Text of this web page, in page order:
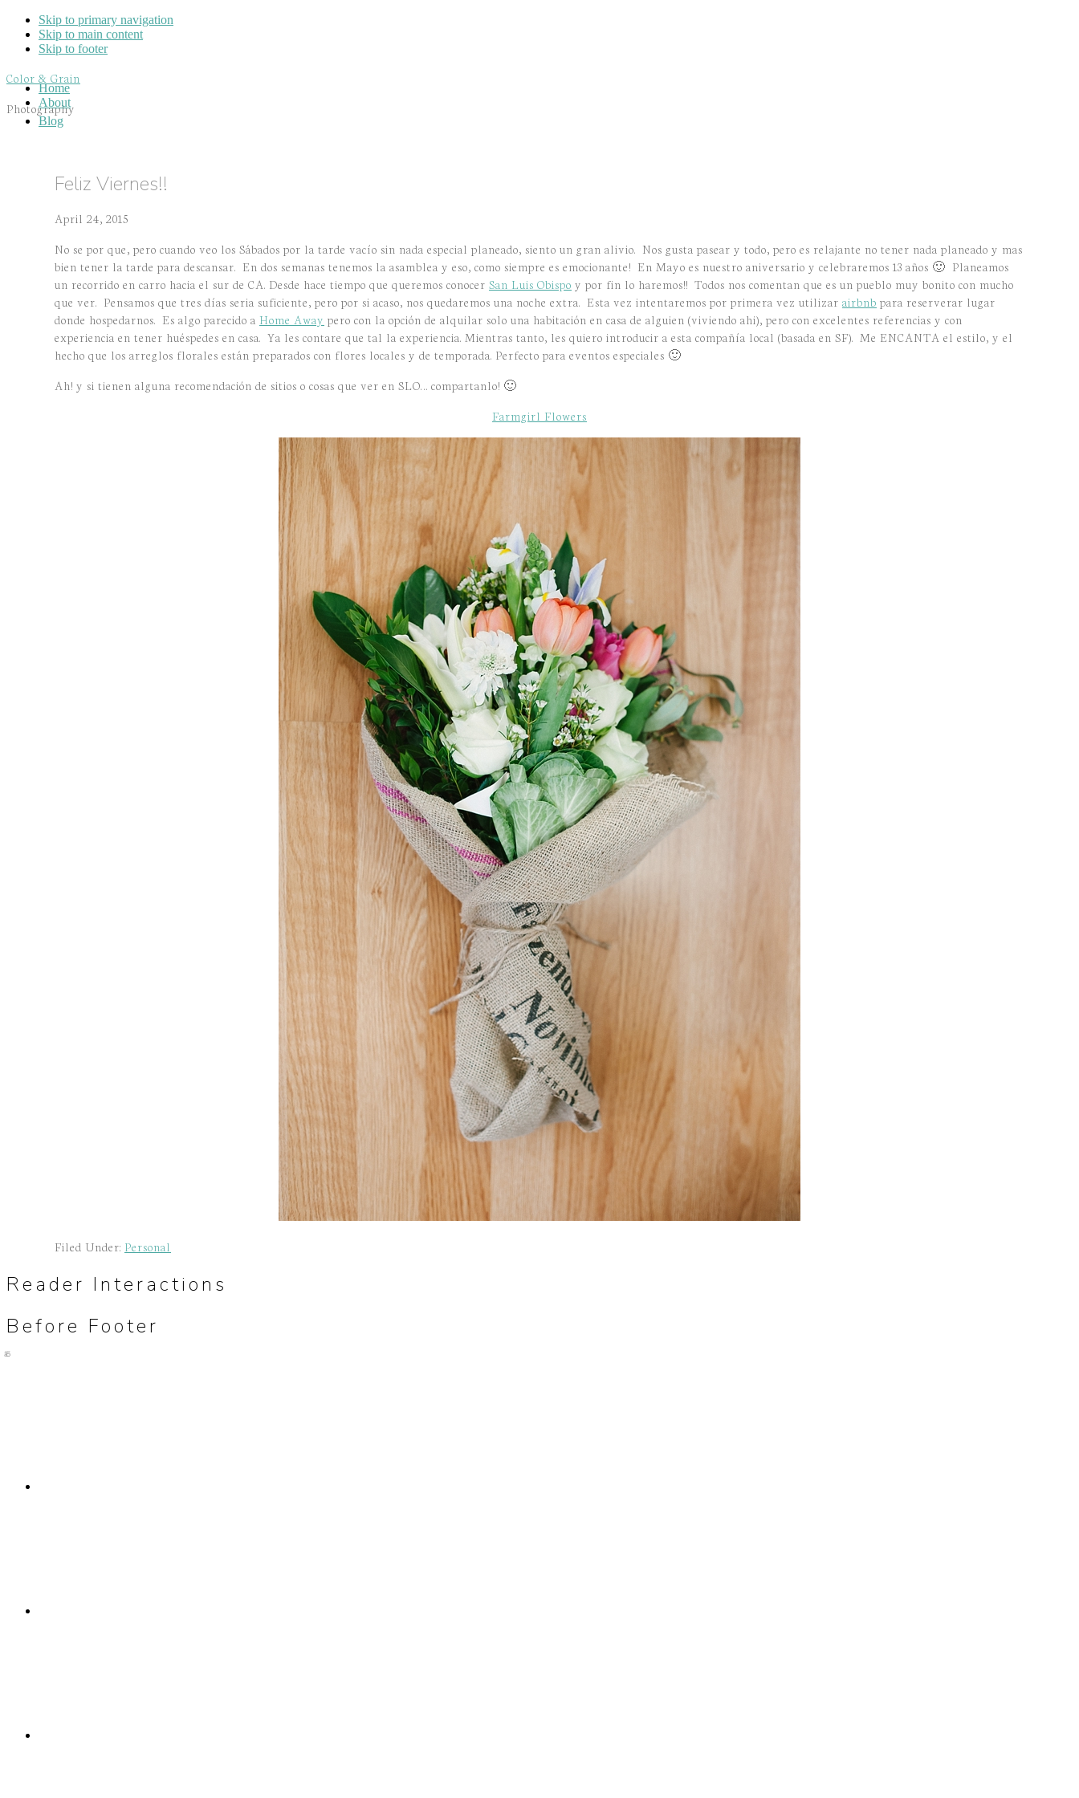
Skip to primary navigation
Skip to main content
Skip to footer
Color & Grain
Photography
Blog
Home
About
Feliz Viernes!!
April 24, 2015
No se por que, pero cuando veo los Sábados por la tarde vacío sin nada especial planeado, siento un gran alivio. Nos gusta pasear y todo, pero es relajante no tener nada planeado y mas
bien tener la tarde para descansar. En dos semanas tenemos la asamblea y eso, como siempre es emocionante! En Mayo es nuestro aniversario y celebraremos 13 años 🙂 Planeamos
un recorrido en carro hacia el sur de CA. Desde hace tiempo que queremos conocer San Luis Obispo y por fin lo haremos!! Todos nos comentan que es un pueblo muy bonito con mucho
que ver. Pensamos que tres días seria suficiente, pero por si acaso, nos quedaremos una noche extra. Esta vez intentaremos por primera vez utilizar airbnb para reserverar lugar
donde hospedarnos. Es algo parecido a Home Away pero con la opción de alquilar solo una habitación en casa de alguien (viviendo ahi), pero con excelentes referencias y con
experiencia en tener huéspedes en casa. Ya les contare que tal la experiencia. Mientras tanto, les quiero introducir a esta compañía local (basada en SF). Me ENCANTA el estilo, y el
hecho que los arreglos florales están preparados con flores locales y de temporada. Perfecto para eventos especiales 🙂
Ah! y si tienen alguna recomendación de sitios o cosas que ver en SLO… compartanlo! 🙂
Farmgirl Flowers
Filed Under: Personal
Reader Interactions
Before Footer